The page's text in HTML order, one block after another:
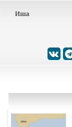
Иша